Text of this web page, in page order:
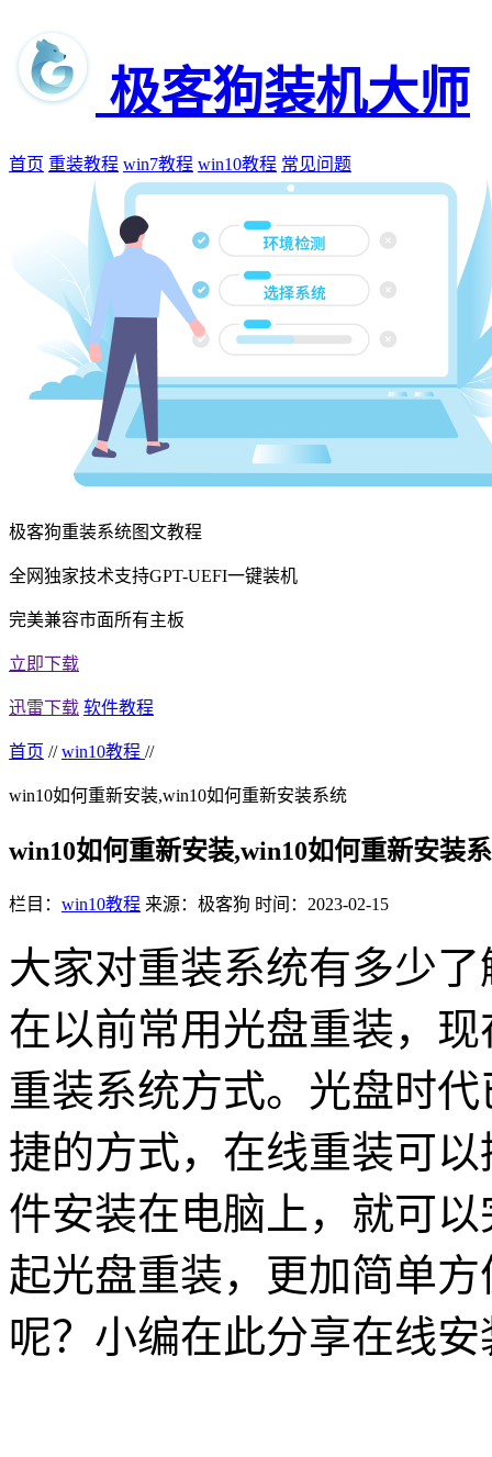
极客狗装机大师
首页 重装教程 win7教程 win10教程 常见问题
极客狗重装系统图文教程
全网独家技术支持GPT-UEFI一键装机
完美兼容市面所有主板
立即下载
迅雷下载 软件教程
首页 // win10教程 //
win10如何重新安装,win10如何重新安装系统
win10如何重新安装,win10如何重新安装
栏目： win10教程 来源：极客狗 时间：2023-02-15
大家对重装系统有多少
在以前常用光盘重装，
重装系统方式。光盘时
捷的方式，在线重装可
件安装在电脑上，就可
起光盘重装，更加简单
呢？小编在此分享在线安